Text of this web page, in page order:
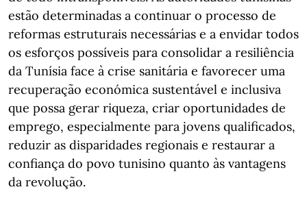
estão determinadas a continuar o processo de
reformas estruturais necessárias e a envidar todos
os esforços possíveis para consolidar a resiliência
da Tunísia face à crise sanitária e favorecer uma
recuperação económica sustentável e inclusiva
que possa gerar riqueza, criar oportunidades de
emprego, especialmente para jovens qualificados,
reduzir as disparidades regionais e restaurar a
confiança do povo tunisino quanto às vantagens
da revolução.